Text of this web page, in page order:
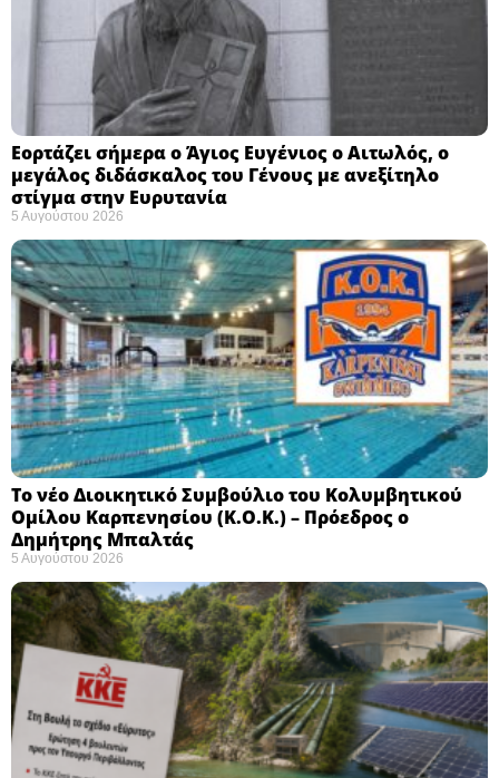
Εορτάζει σήμερα ο Άγιος Ευγένιος ο Αιτωλός, ο
μεγάλος διδάσκαλος του Γένους με ανεξίτηλο
στίγμα στην Ευρυτανία
5 Αυγούστου 2026
Το νέο Διοικητικό Συμβούλιο του Κολυμβητικού
Ομίλου Καρπενησίου (Κ.Ο.Κ.) – Πρόεδρος ο
Δημήτρης Μπαλτάς
5 Αυγούστου 2026